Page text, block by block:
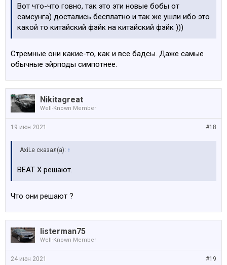
Вот что-что говно, так это эти новые бобы от
самсунга) достались бесплатно и так же ушли ибо это
какой то китайский фэйк на китайский фэйк )))
Стремные они какие-то, как и все бадсы. Даже самые
обычные эйрподы симпотнее.
Nikitagreat
Well-Known Member
#18
19 июн 2021
AxiLe сказал(а): ↑
BEAT X решают.
Что они решают ?
listerman75
Well-Known Member
#19
24 июн 2021